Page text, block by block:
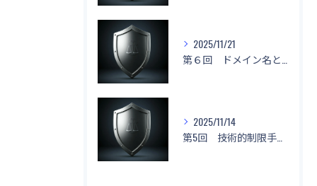
2025/11/21
2025/11/14